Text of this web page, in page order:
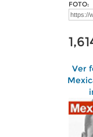
FOTO:
Ver